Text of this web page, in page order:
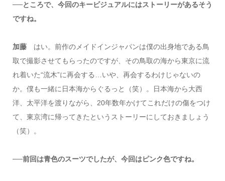
──ところで、今回のキービジュアルにはストーリーがあるそう
ですね。
加藤はい。前作のメイドインジャパンは僕の出身地である鳥
取で撮影させてもらったのですが、その鳥取の海から東京に流
れ着いた“流木”に再会する…いや、再会するわけじゃないの
か。僕も一緒に日本海からぐるっと（笑）。日本海から大西
洋、太平洋を渡りながら、20年数年かけてこれだけの傷をつけ
て、東京湾に帰ってきたというストーリーにしておきましょう
（笑）。
──前回は青色のスーツでしたが、今回はピンク色ですね。